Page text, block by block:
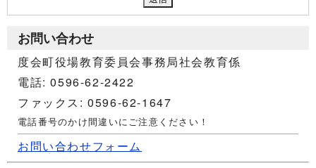
お問い合わせ
度会町役場教育委員会事務局社会教育係
電話: 0596-62-2422
ファックス: 0596-62-1647
電話番号のかけ間違いにご注意ください！
お問い合わせフォーム